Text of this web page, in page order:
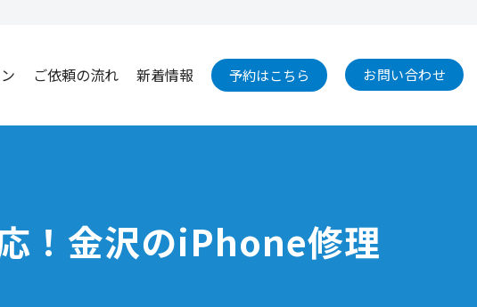
ご依頼の流れ 新着情報 予約はこちら お問い合わせ
！金沢のiPhone修理